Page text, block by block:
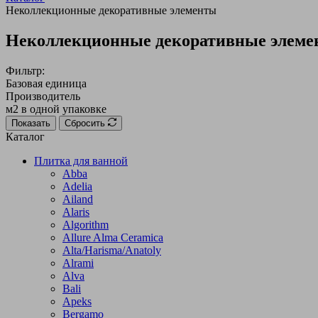
Неколлекционные декоративные элементы
Неколлекционные декоративные
Фильтр:
Базовая единица
Производитель
м2 в одной упаковке
Показать Сбросить
Каталог
Плитка для ванной
Abba
Adelia
Ailand
Alaris
Algorithm
Allure Alma Ceramica
Alta/Harisma/Anatoly
Alrami
Alva
Bali
Apeks
Bergamo